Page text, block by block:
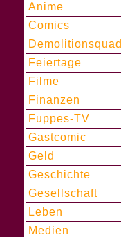
Anime
Comics
Demolitionsquad
Feiertage
Filme
Finanzen
Fuppes-TV
Gastcomic
Geld
Geschichte
Gesellschaft
Leben
Medien